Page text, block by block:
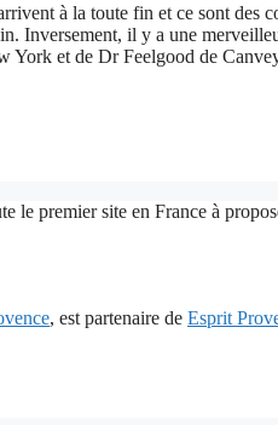
à la toute fin et ce sont
Inversement, il y a une
et de Dr Feelgood de
premier site en France à
, est partenaire de Esprit